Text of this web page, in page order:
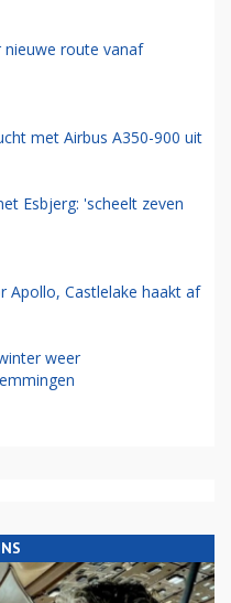
route vanaf
met Airbus A350-900 uit
Esbjerg: 'scheelt zeven
Apollo, Castlelake haakt af
weer